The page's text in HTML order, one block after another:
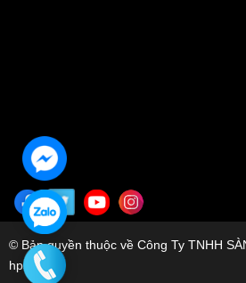
© Bản quyền thuộc về Công Ty TNHH
hpsoft.vn